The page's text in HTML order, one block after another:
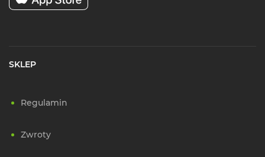
SKLEP
Regulamin
Zwroty